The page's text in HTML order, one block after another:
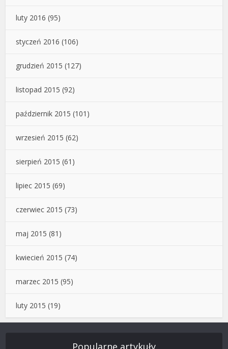
luty 2016 (95)
styczeń 2016 (106)
grudzień 2015 (127)
listopad 2015 (92)
październik 2015 (101)
wrzesień 2015 (62)
sierpień 2015 (61)
lipiec 2015 (69)
czerwiec 2015 (73)
maj 2015 (81)
kwiecień 2015 (74)
marzec 2015 (95)
luty 2015 (19)
Popularne artykuły